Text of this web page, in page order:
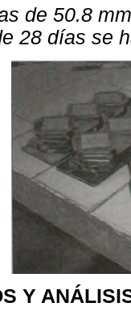
de 50.8
28 días se
Y